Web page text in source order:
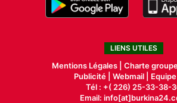
LIENS UTILES
Mentions Légales | Charte
Publicité| Webmail |
Tél : +( 226) 25-33-38-
Email: